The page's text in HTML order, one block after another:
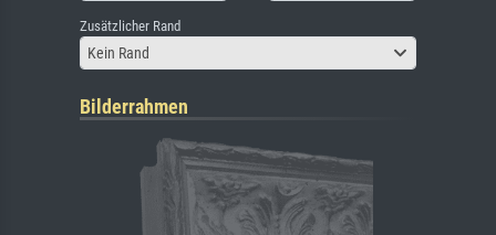
Zusätzlicher Rand
Kein Rand
Bilderrahmen